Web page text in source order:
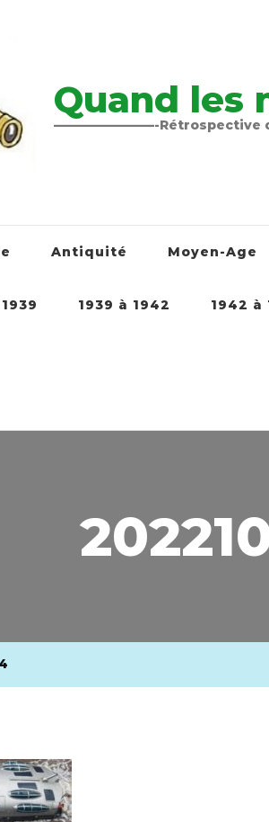
Quand les
————————-Rétrospective
Antiquité Moyen-Age
1939 à 1942 1942 à